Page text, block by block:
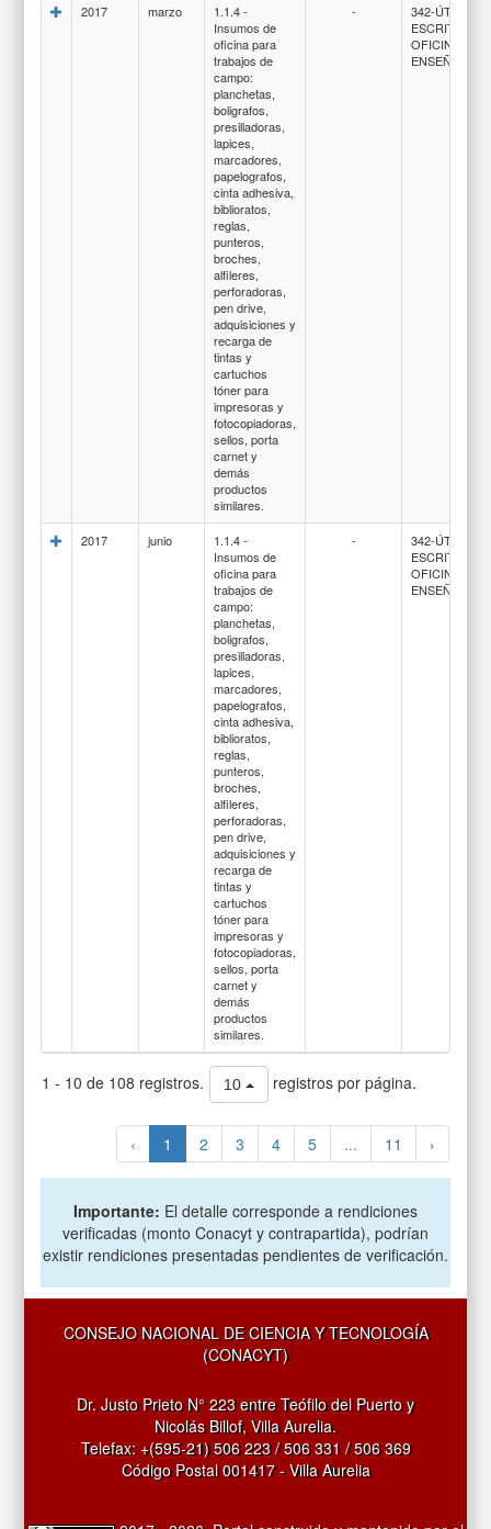
2017 marzo
1.1.4 -
Insumos de
oficina para
trabajos de
campo:
planchetas,
boligrafos,
presilladoras,
lapices,
marcadores,
papelografos,
cinta adhesiva,
biblioratos,
reglas,
punteros,
broches,
alfileres,
perforadoras,
pen drive,
adquisiciones y
recarga de
tintas y
cartuchos
tóner para
impresoras y
fotocopiadoras,
sellos, porta
carnet y
demás
productos
similares.
-
342-ÚTILES
ESCRITORIO,
OFICINA Y
ENSEÑANZA
2017 junio
1.1.4 -
Insumos de
oficina para
trabajos de
campo:
planchetas,
boligrafos,
presilladoras,
lapices,
marcadores,
papelografos,
cinta adhesiva,
biblioratos,
reglas,
punteros,
broches,
alfileres,
perforadoras,
pen drive,
adquisiciones y
recarga de
tintas y
cartuchos
tóner para
impresoras y
fotocopiadoras,
sellos, porta
carnet y
demás
productos
similares.
-
342-ÚTILES
ESCRITORIO,
OFICINA Y
ENSEÑANZA
1 - 10 de 108 registros. 10 registros por página.
‹ 1 2 3 4 5 ... 11 ›
Importante: El detalle corresponde a rendiciones
verificadas (monto Conacyt y contrapartida), podrían
existir rendiciones presentadas pendientes de verificación.
CONSEJO NACIONAL DE CIENCIA Y TECNOLOGÍA
(CONACYT)
Dr. Justo Prieto N° 223 entre Teófilo del Puerto y
Nicolás Billof, Villa Aurelia.
Telefax: +(595-21) 506 223 / 506 331 / 506 369
Código Postal 001417 - Villa Aurelia